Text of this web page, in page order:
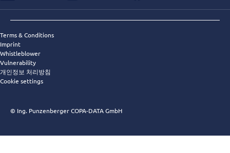
Terms & Conditions
Imprint
Whistleblower
Vulnerability
개인정보 처리방침
Cookie settings
© Ing. Punzenberger COPA-DATA GmbH